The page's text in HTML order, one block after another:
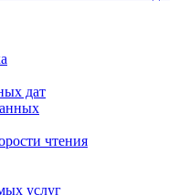
дат
чтения
услуг